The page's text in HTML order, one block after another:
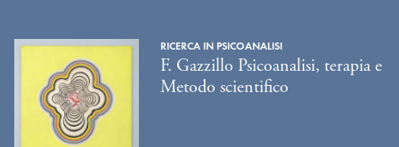
RICERCA IN PSICOANALISI
F. Gazzillo Psicoanalisi, terapia e
Metodo scientifico